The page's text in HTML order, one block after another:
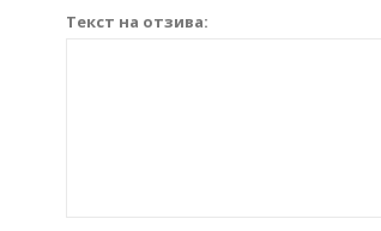
Текст на отзива: